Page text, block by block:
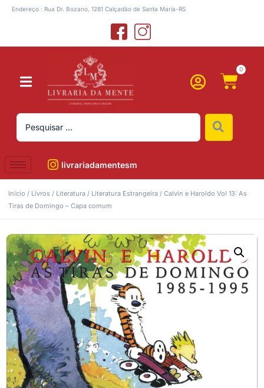
Endereço : Rua Dr. Bozano, 1281 Calçadão de Santa Maria-RS
0
livrariadamentesm
Início / Livros / Literatura / Literatura Estrangeira / Calvin e Haroldo Vol 13: As
Tiras de Domingo – Capa comum